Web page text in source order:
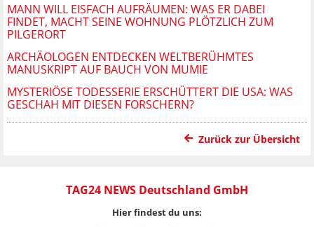
MANN WILL EISFACH AUFRÄUMEN: WAS ER DABEI
FINDET, MACHT SEINE WOHNUNG PLÖTZLICH ZUM
PILGERORT
ARCHÄOLOGEN ENTDECKEN WELTBERÜHMTES
MANUSKRIPT AUF BAUCH VON MUMIE
MYSTERIÖSE TODESSERIE ERSCHÜTTERT DIE USA: WAS
GESCHAH MIT DIESEN FORSCHERN?
Zurück zur Übersicht
TAG24 NEWS Deutschland GmbH
Hier findest du uns: